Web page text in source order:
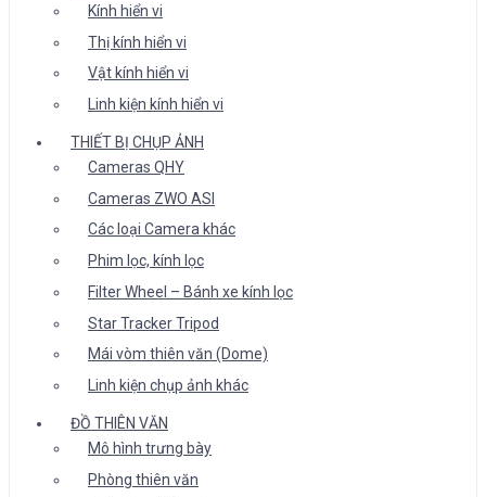
Kính hiển vi
Thị kính hiển vi
Vật kính hiển vi
Linh kiện kính hiển vi
THIẾT BỊ CHỤP ẢNH
Cameras QHY
Cameras ZWO ASI
Các loại Camera khác
Phim lọc, kính lọc
Filter Wheel – Bánh xe kính lọc
Star Tracker Tripod
Mái vòm thiên văn (Dome)
Linh kiện chụp ảnh khác
ĐỒ THIÊN VĂN
Mô hình trưng bày
Phòng thiên văn